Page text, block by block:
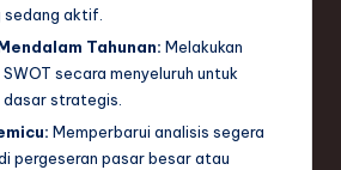
aktif.
Tahunan: Melakukan
secara menyeluruh untuk
dasar strategis.
Memperbarui analisis segera
pergeseran pasar besar atau